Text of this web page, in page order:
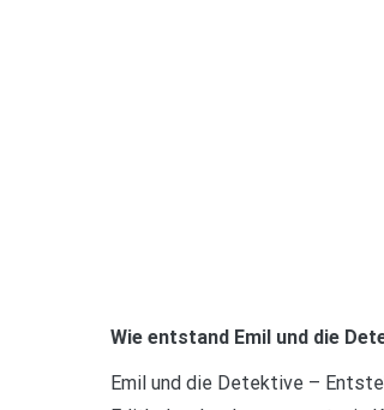
Wie entstand Emil und die
Emil und die Detektive –